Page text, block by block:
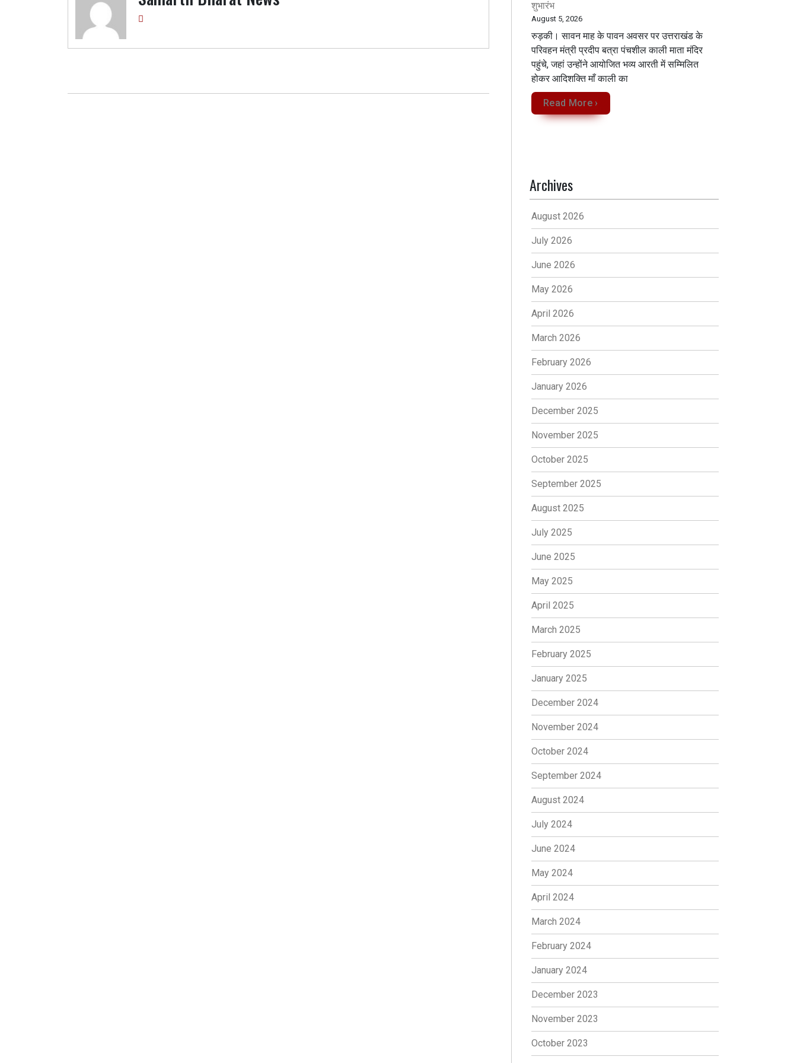
शुभारंभ
August 5, 2026
रुड़की। सावन माह के पावन अवसर पर उत्तराखंड के
परिवहन मंत्री प्रदीप बत्रा पंचशील काली माता मंदिर
पहुंचे, जहां उन्होंने आयोजित भव्य आरती में सम्मिलित
होकर आदिशक्ति माँ काली का
Read More ›
Archives
August 2026
July 2026
June 2026
May 2026
April 2026
March 2026
February 2026
January 2026
December 2025
November 2025
October 2025
September 2025
August 2025
July 2025
June 2025
May 2025
April 2025
March 2025
February 2025
January 2025
December 2024
November 2024
October 2024
September 2024
August 2024
July 2024
June 2024
May 2024
April 2024
March 2024
February 2024
January 2024
December 2023
November 2023
October 2023